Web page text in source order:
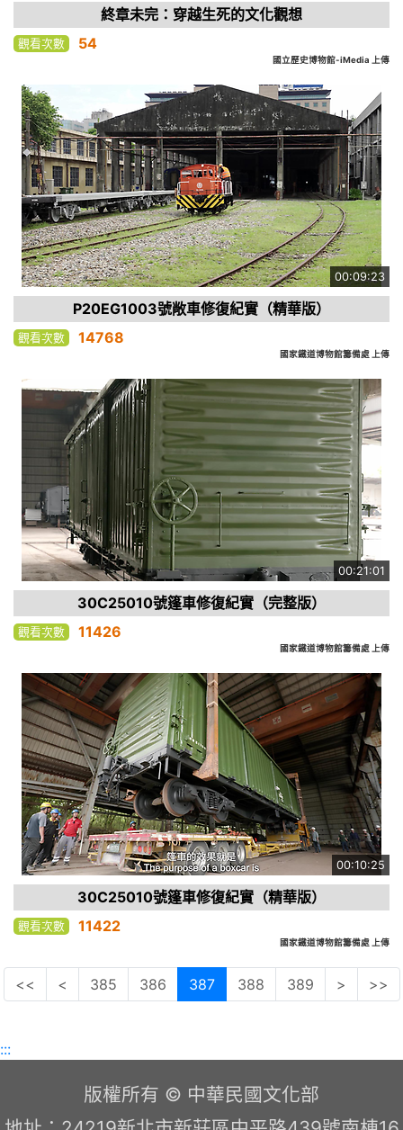
終章未完：穿越生死的文化觀想
觀看次數 54
國立歷史博物館-iMedia 上傳
00:09:23
P20EG1003號敞車修復紀實（精華版）
觀看次數 14768
國家鐵道博物館籌備處 上傳
00:21:01
30C25010號篷車修復紀實（完整版）
觀看次數 11426
國家鐵道博物館籌備處 上傳
00:10:25
30C25010號篷車修復紀實（精華版）
觀看次數 11422
國家鐵道博物館籌備處 上傳
<< < 385 386 387 388 389 > >>
:::
版權所有 © 中華民國文化部